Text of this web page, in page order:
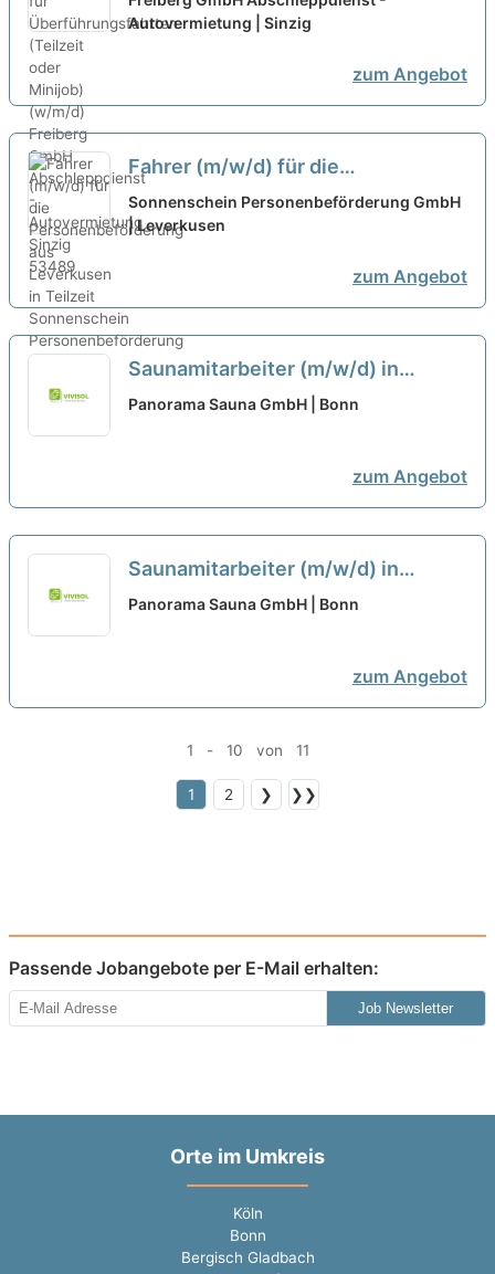
Autovermietung | Sinzig
zum Angebot
Fahrer (m/w/d) für die
Personenbeförderung aus
Leverkusen in Teilzeit
Sonnenschein Personenbeförderung GmbH
| Leverkusen
zum Angebot
Saunamitarbeiter (m/w/d) in
Teilzeitanstellung (85,5
Panorama Sauna GmbH | Bonn
zum Angebot
Saunamitarbeiter (m/w/d) in
Teilzeitanstellung (65 Std./Monat)
Panorama Sauna GmbH | Bonn
zum Angebot
1 - 10 von 11
1 2 ❯ ❯❯
Passende Jobangebote per E-Mail erhalten:
Job Newsletter
Orte im Umkreis
Köln
Bonn
Bergisch Gladbach